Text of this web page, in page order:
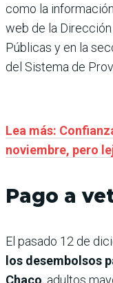
como la
web de la
Públicas y en la
del Sistema de
Lea más:
noviembre, pero
Pago a
El pasado 12 de
los desembolsos
Chaco, adultos